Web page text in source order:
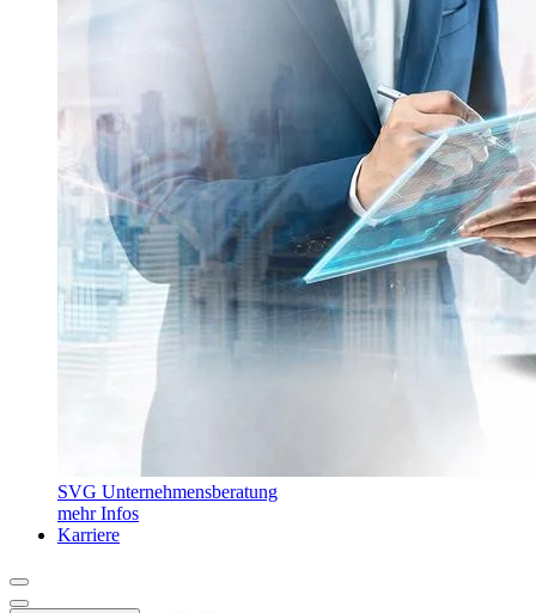
SVG Unternehmensberatung
mehr Infos
Karriere